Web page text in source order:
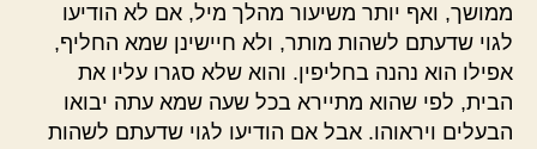
ממושך, ואף יותר משיעור מהלך מיל, אם לא הודיעו
לגוי שדעתם לשהות מותר, ולא חיישינן שמא החליף,
אפילו הוא נהנה בחליפין. והוא שלא סגרו עליו את
הבית, לפי שהוא מתיירא בכל שעה שמא עתה יבואו
הבעלים ויראוהו. אבל אם הודיעו לגוי שדעתם לשהות